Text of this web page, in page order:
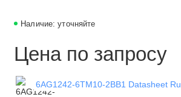
Наличие: уточняйте
Цена по запросу
6AG1242-6TM10-2BB1 Datasheet Ru